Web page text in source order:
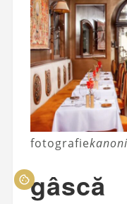
fotografie
gâscă